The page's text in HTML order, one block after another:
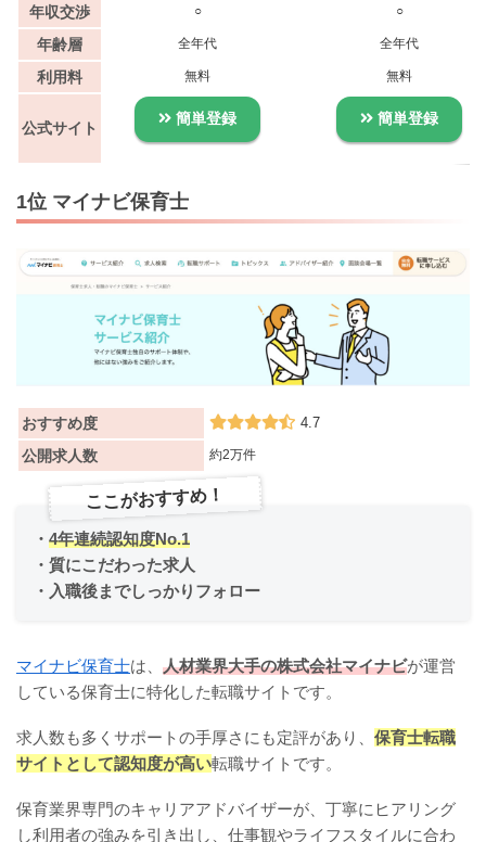
年収交渉 ○ ○
年齢層 全年代 全年代
利用料 無料 無料
公式サイト
簡単登録 簡単登録
1位 マイナビ保育士
おすすめ度 4.7
公開求人数 約2万件
ここがおすすめ！
・ 4年連続認知度No.1
・質にこだわった求人
・入職後までしっかりフォロー
マイナビ保育士は、 人材業界大手の株式会社マイナビが運営
している保育士に特化した転職サイトです。
求人数も多くサポートの手厚さにも定評があり、 保育士転職
サイトとして認知度が高い転職サイトです。
保育業界専門のキャリアアドバイザーが、丁寧にヒアリング
し利用者の強みを引き出し、仕事観やライフスタイルに合わ